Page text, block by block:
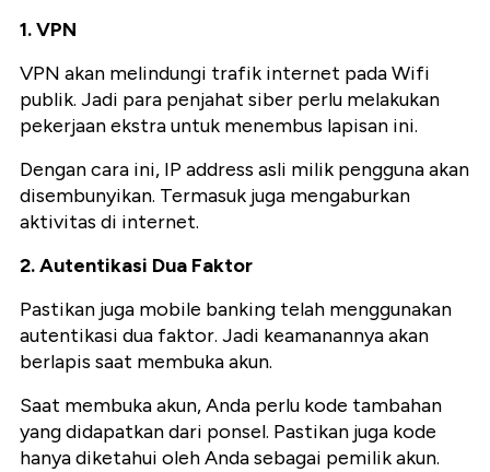
1. VPN
VPN akan melindungi trafik internet pada Wifi
publik. Jadi para penjahat siber perlu melakukan
pekerjaan ekstra untuk menembus lapisan ini.
Dengan cara ini, IP address asli milik pengguna akan
disembunyikan. Termasuk juga mengaburkan
aktivitas di internet.
2. Autentikasi Dua Faktor
Pastikan juga mobile banking telah menggunakan
autentikasi dua faktor. Jadi keamanannya akan
berlapis saat membuka akun.
Saat membuka akun, Anda perlu kode tambahan
yang didapatkan dari ponsel. Pastikan juga kode
hanya diketahui oleh Anda sebagai pemilik akun.